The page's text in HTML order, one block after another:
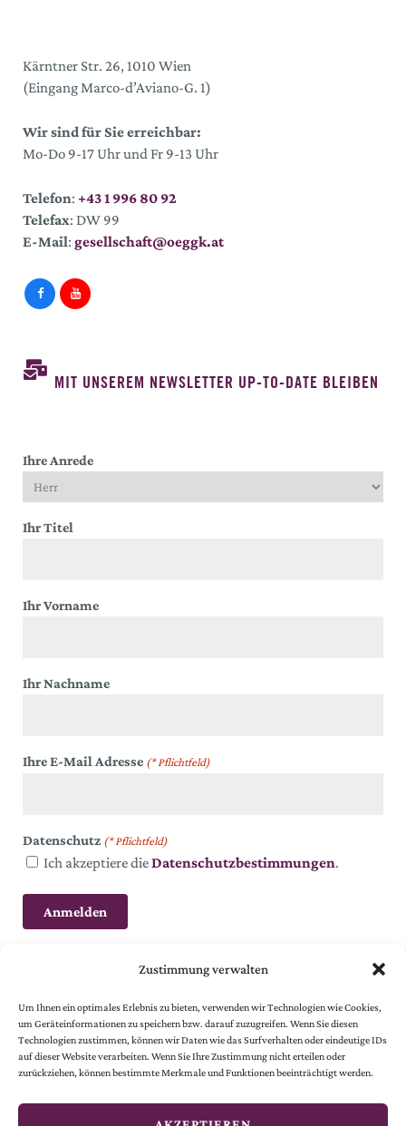
Zustimmung verwalten
Um Ihnen ein optimales Erlebnis zu bieten, verwenden wir Technologien wie Cookies,
um Geräteinformationen zu speichern bzw. darauf zuzugreifen. Wenn Sie diesen
Technologien zustimmen, können wir Daten wie das Surfverhalten oder eindeutige IDs
auf dieser Website verarbeiten. Wenn Sie Ihre Zustimmung nicht erteilen oder
zurückziehen, können bestimmte Merkmale und Funktionen beeinträchtigt werden.
Kärntner Str. 26, 1010 Wien
(Eingang Marco-d’Aviano-G. 1)
Wir sind für Sie erreichbar:
Mo-Do 9-17 Uhr und Fr 9-13 Uhr
Telefon: +43 1 996 80 92
Telefax: DW 99
E-Mail: gesellschaft@oeggk.at
MIT UNSEREM NEWSLETTER UP-TO-DATE BLEIBEN
Ihre Anrede
Ihr Titel
Ihr Vorname
Ihr Nachname
Ihre E-Mail Adresse (* Pflichtfeld)
Datenschutz (* Pflichtfeld)
Ich akzeptiere dieDatenschutzbestimmungen.
© 2024 Österreichische Gesellschaft vom Goldenen Kreuze.
Alle Rechte vorbehalten.